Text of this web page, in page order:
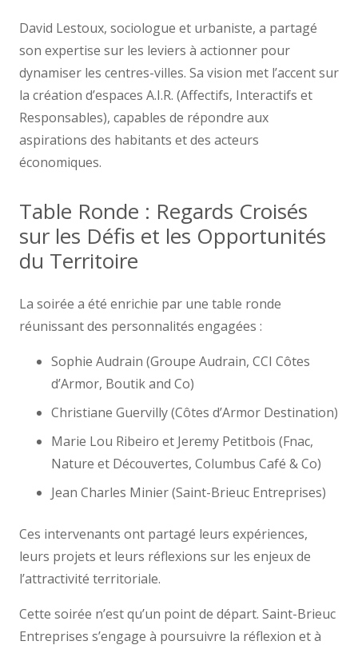
David Lestoux, sociologue et urbaniste, a partagé
son expertise sur les leviers à actionner pour
dynamiser les centres-villes. Sa vision met l’accent sur
la création d’espaces A.I.R. (Affectifs, Interactifs et
Responsables), capables de répondre aux
aspirations des habitants et des acteurs
économiques.
Table Ronde : Regards Croisés
sur les Défis et les Opportunités
du Territoire
La soirée a été enrichie par une table ronde
réunissant des personnalités engagées :
Sophie Audrain (Groupe Audrain, CCI Côtes
d’Armor, Boutik and Co)
Christiane Guervilly (Côtes d’Armor Destination)
Marie Lou Ribeiro et Jeremy Petitbois (Fnac,
Nature et Découvertes, Columbus Café & Co)
Jean Charles Minier (Saint-Brieuc Entreprises)
Ces intervenants ont partagé leurs expériences,
leurs projets et leurs réflexions sur les enjeux de
l’attractivité territoriale.
Cette soirée n’est qu’un point de départ. Saint-Brieuc
Entreprises s’engage à poursuivre la réflexion et à